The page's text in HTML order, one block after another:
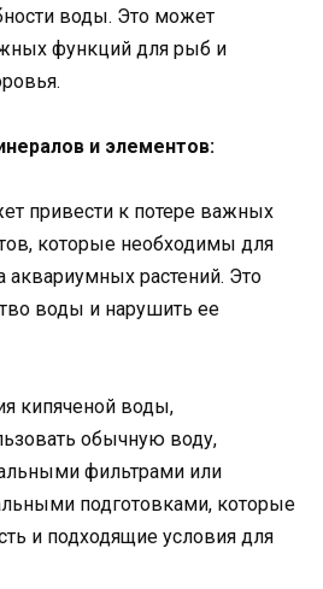
воды. Это может
функций для рыб и
и элементов:
привести к потере важных
которые необходимы для
аквариумных растений. Это
воды и нарушить ее
кипяченой воды,
обычную воду,
фильтрами или
подготовками, которые
и подходящие условия для